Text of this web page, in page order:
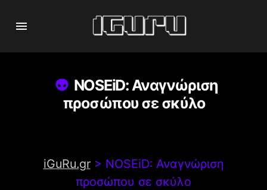
NOSEiD: Αναγνώριση
προσώπου σε σκύλο
iGuRu.gr> NOSEiD: Αναγνώριση
προσώπου σε σκύλο